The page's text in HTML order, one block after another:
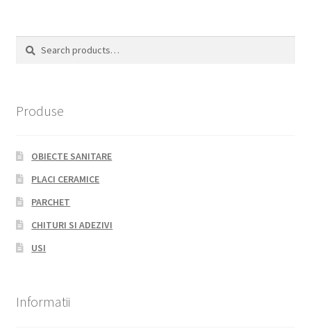
Search
Search
Produse
OBIECTE SANITARE
PLACI CERAMICE
PARCHET
CHITURI SI ADEZIVI
USI
Informatii